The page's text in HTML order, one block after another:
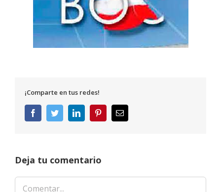
¡Comparte en tus redes!
FacebookTwitterLinkedInPinterestCorreo
electrónico
Deja tu comentario
Comentar